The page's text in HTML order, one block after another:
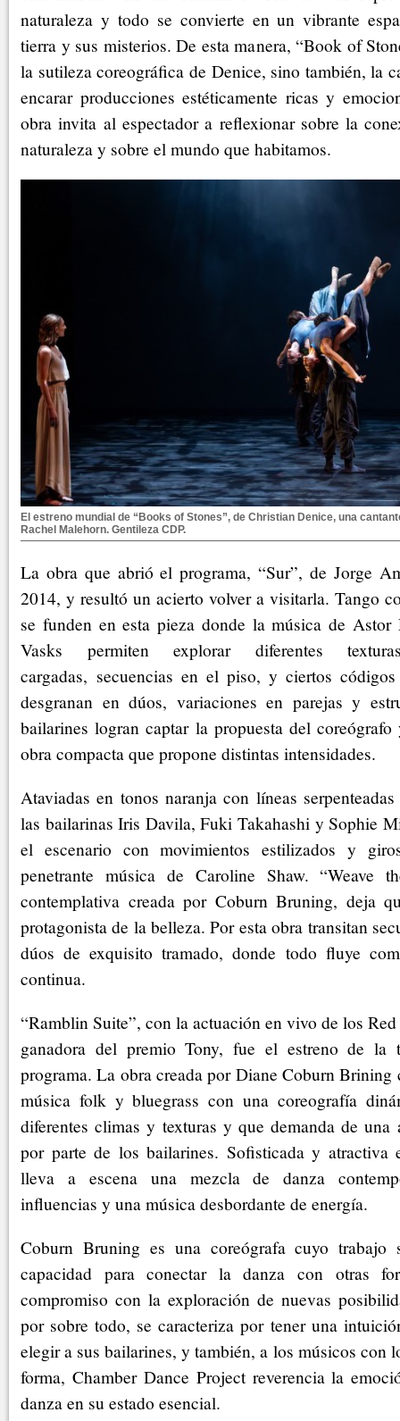
naturaleza y todo se convierte en un vibrante
tierra y sus misterios. De esta manera, “Book of
la sutileza coreográfica de Denice, sino también, la
encarar producciones estéticamente ricas y
obra invita al espectador a reflexionar sobre la
naturaleza y sobre el mundo que habitamos.
El estreno mundial de “Books of Stones”, de Christian Denice, una
Rachel Malehorn. Gentileza CDP.
La obra que abrió el programa, “Sur”, de Jorge
2014, y resultó un acierto volver a visitarla. Tango
se funden en esta pieza donde la música de Astor
Vasks permiten explorar diferentes
cargadas, secuencias en el piso, y ciertos
desgranan en dúos, variaciones en parejas y
bailarines logran captar la propuesta del
obra compacta que propone distintas intensidades.
Ataviadas en tonos naranja con líneas
las bailarinas Iris Davila, Fuki Takahashi y Sophie
el escenario con movimientos estilizados y
penetrante música de Caroline Shaw. “Weave
contemplativa creada por Coburn Bruning, deja
protagonista de la belleza. Por esta obra transitan
dúos de exquisito tramado, donde todo fluye
continua.
“Ramblin Suite”, con la actuación en vivo de los
ganadora del premio Tony, fue el estreno de la
programa. La obra creada por Diane Coburn Brining
música folk y bluegrass con una coreografía
diferentes climas y texturas y que demanda de una
por parte de los bailarines. Sofisticada y atractiva
lleva a escena una mezcla de danza
influencias y una música desbordante de energía.
Coburn Bruning es una coreógrafa cuyo trabajo
capacidad para conectar la danza con otras
compromiso con la exploración de nuevas
por sobre todo, se caracteriza por tener una
elegir a sus bailarines, y también, a los músicos con
forma, Chamber Dance Project reverencia la
danza en su estado esencial.